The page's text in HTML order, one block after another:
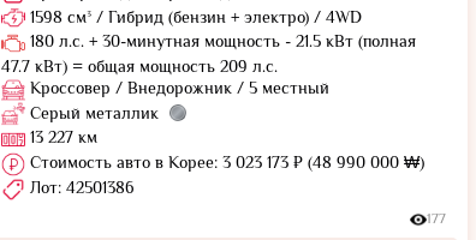
1598 см³ / Гибрид (бензин + электро) / 4WD
180 л.с. + 30-минутная мощность - 21.5 кВт (полная
47.7 кВт) = общая мощность 209 л.с.
Кроссовер / Внедорожник / 5 местный
Серый металлик
13 227 км
Стоимость авто в Корее: 3 023 173 ₽ (48 990 000 ₩)
Лот: 42501386
177